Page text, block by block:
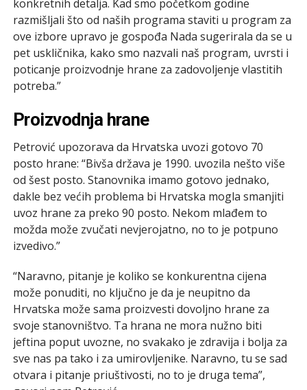
konkretnih detalja. Kad smo početkom godine
razmišljali što od naših programa staviti u program za
ove izbore upravo je gospođa Nada sugerirala da se u
pet uskličnika, kako smo nazvali naš program, uvrsti i
poticanje proizvodnje hrane za zadovoljenje vlastitih
potreba.”
Proizvodnja hrane
Petrović upozorava da Hrvatska uvozi gotovo 70
posto hrane: “Bivša država je 1990. uvozila nešto više
od šest posto. Stanovnika imamo gotovo jednako,
dakle bez većih problema bi Hrvatska mogla smanjiti
uvoz hrane za preko 90 posto. Nekom mlađem to
možda može zvučati nevjerojatno, no to je potpuno
izvedivo.”
“Naravno, pitanje je koliko se konkurentna cijena
može ponuditi, no ključno je da je neupitno da
Hrvatska može sama proizvesti dovoljno hrane za
svoje stanovništvo. Ta hrana ne mora nužno biti
jeftina poput uvozne, no svakako je zdravija i bolja za
sve nas pa tako i za umirovljenike. Naravno, tu se sad
otvara i pitanje priuštivosti, no to je druga tema”,